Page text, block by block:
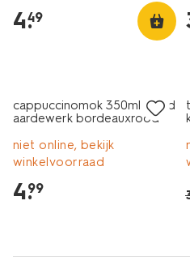
4.
49
cappuccinomok 350ml Trend
aardewerk bordeauxrood
niet online, bekijk
winkelvoorraad
4.
99